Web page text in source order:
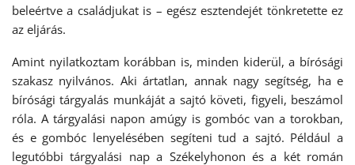
beleértve a családjukat is – egész esztendejét tönkretette ez
az eljárás.
Amint nyilatkoztam korábban is, minden kiderül, a bírósági
szakasz nyilvános. Aki ártatlan, annak nagy segítség, ha e
bírósági tárgyalás munkáját a sajtó követi, figyeli, beszámol
róla. A tárgyalási napon amúgy is gombóc van a torokban,
és e gombóc lenyelésében segíteni tud a sajtó. Például a
legutóbbi tárgyalási nap a Székelyhonon és a két román